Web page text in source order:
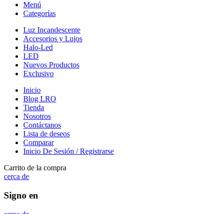
Menú
Categorías
Luz Incandescente
Accesorios y Lujos
Halo-Led
LED
Nuevos Productos
Exclusivo
Inicio
Blog LRO
Tienda
Nosotros
Contáctanos
Lista de deseos
Comparar
Inicio De Sesión / Registrarse
Carrito de la compra
cerca de
Signo en